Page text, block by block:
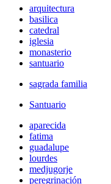
arquitectura
basilica
catedral
iglesia
monasterio
santuario
sagrada familia
Santuario
aparecida
fatima
guadalupe
lourdes
medjugorje
peregrinación